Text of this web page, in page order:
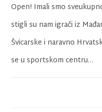
Open! Imali smo
stigli su nam igrači iz
Švicarske i naravno
se u sportskom centru…